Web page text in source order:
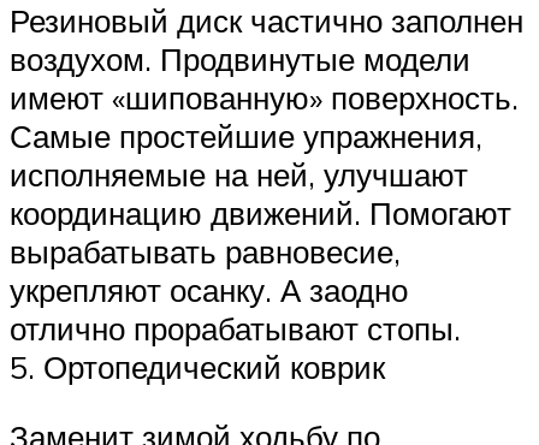
Резиновый диск частично заполнен
воздухом. Продвинутые модели
имеют «шипованную» поверхность.
Самые простейшие упражнения,
исполняемые на ней, улучшают
координацию движений. Помогают
вырабатывать равновесие,
укрепляют осанку. А заодно
отлично прорабатывают стопы.
5. Ортопедический коврик
Заменит зимой ходьбу по